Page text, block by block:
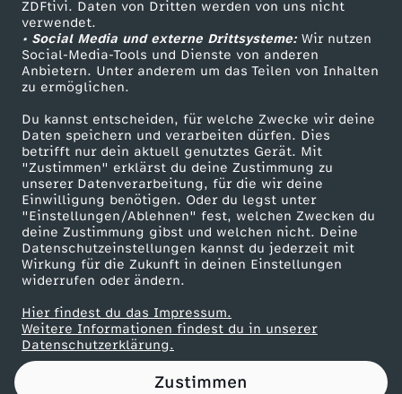
ZDFtivi. Daten von Dritten werden von uns nicht
verwendet.
• Social Media und externe Drittsysteme:Wir nutzen
Social-Media-Tools und Dienste von anderen
Anbietern. Unter anderem um das Teilen von Inhalten
zu ermöglichen.
Du kannst entscheiden, für welche Zwecke wir deine
Daten speichern und verarbeiten dürfen. Dies
betrifft nur dein aktuell genutztes Gerät. Mit
"Zustimmen" erklärst du deine Zustimmung zu
unserer Datenverarbeitung, für die wir deine
Einwilligung benötigen. Oder du legst unter
"Einstellungen/Ablehnen" fest, welchen Zwecken du
deine Zustimmung gibst und welchen nicht. Deine
Datenschutzeinstellungen kannst du jederzeit mit
Wirkung für die Zukunft in deinen Einstellungen
widerrufen oder ändern.
Hier findest du das Impressum.
Weitere Informationen findest du in unserer
Datenschutzerklärung.
Zustimmen
k
o
m
m
e
n
m
i
t
ZDF Unternehmen
Karriere
ZDF goes Schule
Werbefernsehen
Mainzelmännchen
Partner